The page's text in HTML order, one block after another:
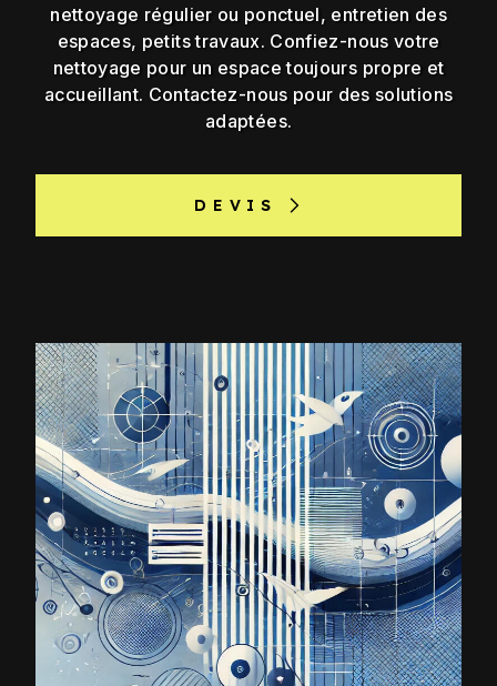
nettoyage régulier ou ponctuel, entretien des
espaces, petits travaux. Confiez-nous votre
nettoyage pour un espace toujours propre et
accueillant. Contactez-nous pour des solutions
adaptées.
DEVIS